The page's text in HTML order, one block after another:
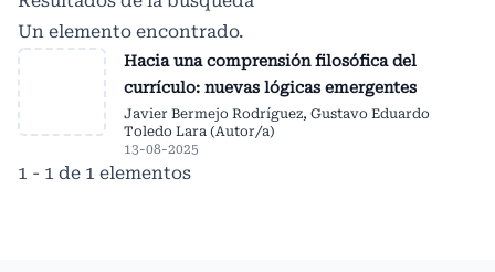
Un elemento encontrado.
Hacia una comprensión filosófica del
currículo: nuevas lógicas emergentes
Javier Bermejo Rodríguez, Gustavo Eduardo
Toledo Lara (Autor/a)
13-08-2025
1 - 1 de 1 elementos